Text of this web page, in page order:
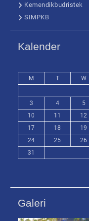
Kemendikbudristek
SIMPKB
Kalender
M T W
3
4 5
10
11 12
17
18 19
24
25 26
31
Galeri